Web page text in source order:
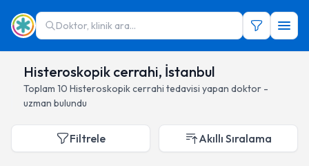
Doktor, klinik ara...
Histeroskopik cerrahi, İstanbul
Toplam 10 Histeroskopik cerrahi tedavisi yapan doktor -
uzman bulundu
Filtrele Akıllı Sıralama